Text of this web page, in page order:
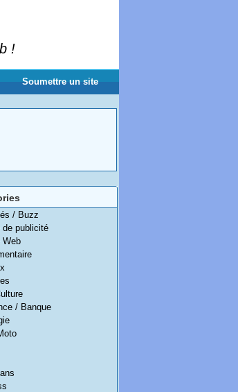
!
Soumettre un site
/ Buzz
de publicité
Web
/ Banque